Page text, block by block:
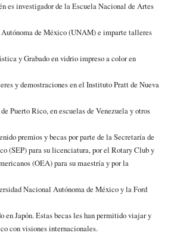
es investigador de la Escuela Nacional de Artes
de México (UNAM) e imparte talleres
y Grabado en vidrio impreso a color en
y demostraciones en el Instituto Pratt de Nueva
Puerto Rico, en escuelas de Venezuela y otros
premios y becas por parte de la Secretaría de
(SEP) para su licenciatura, por el Rotary Club y
(OEA) para su maestría y por la
Nacional Autónoma de México y la Ford
en Japón. Estas becas les han permitido viajar y
con visiones internacionales.